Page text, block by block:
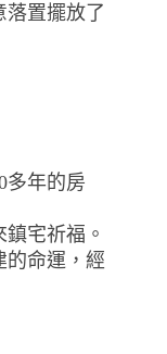
落置擺放了
多年的房
宅祈福。
的命運，經